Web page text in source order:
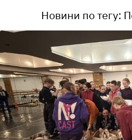
Новини по тегу: